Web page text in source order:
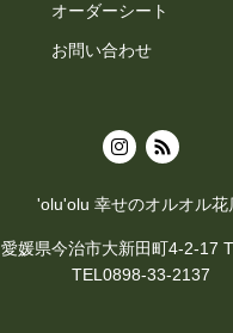
オーダーシート
お問い合わせ
'olu'olu 幸せのオルオル花
愛媛県今治市大新田町4-2-17
TEL0898-33-2137